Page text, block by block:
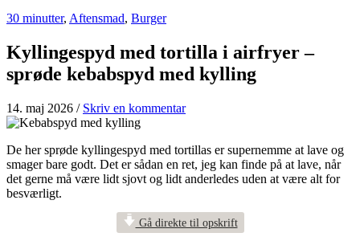
30 minutter, Aftensmad, Burger
Kyllingespyd med tortilla i airfryer –
sprøde kebabspyd med kylling
14. maj 2026 / Skriv en kommentar
De her sprøde kyllingespyd med tortillas er supernemme at lave og
smager bare godt. Det er sådan en ret, jeg kan finde på at lave, når
det gerne må være lidt sjovt og lidt anderledes uden at være alt for
besværligt.
Gå direkte til opskrift